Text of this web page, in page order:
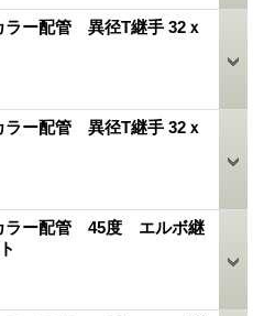
ー配管 異径T継手 32ｘ
ー配管 異径T継手 32ｘ
ラー配管 45度 エルボ継